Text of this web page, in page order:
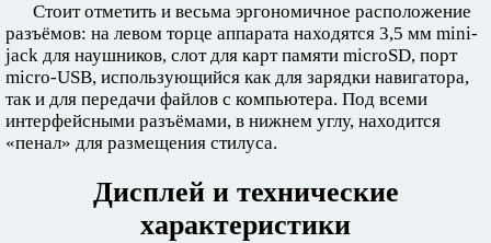
Стоит отметить и весьма эргономичное расположение
разъёмов: на левом торце аппарата находятся 3,5 мм mini-
jack для наушников, слот для карт памяти microSD, порт
micro-USB, использующийся как для зарядки навигатора,
так и для передачи файлов с компьютера. Под всеми
интерфейсными разъёмами, в нижнем углу, находится
«пенал» для размещения стилуса.
Дисплей и технические
характеристики